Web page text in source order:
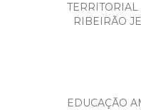
TERRITORIAL
RIBEIRÃO
EDUCAÇÃO